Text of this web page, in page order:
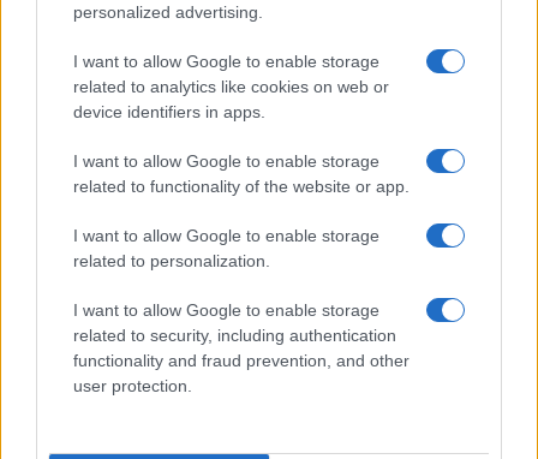
personalized advertising.
I want to allow Google to enable storage
related to analytics like cookies on web or
device identifiers in apps.
I want to allow Google to enable storage
related to functionality of the website or app.
I want to allow Google to enable storage
related to personalization.
I want to allow Google to enable storage
related to security, including authentication
functionality and fraud prevention, and other
user protection.
Canicule et sécheresse : les défis majeurs pour les producteurs
de légumes